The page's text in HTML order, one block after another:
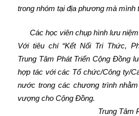
trong nhóm tại địa phương mà mình
Các học viên chụp hình lưu
Với tiêu chí “Kết Nối Tri Thức,
Trung Tâm Phát Triển Cộng Đồng
hợp tác với các Tổ chức/Công ty/
nước trong các chương trình
vượng cho Cộng Đồng.
Trung Tâm